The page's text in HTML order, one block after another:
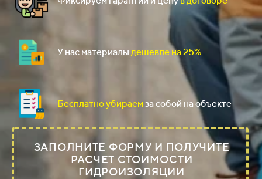
У нас материалы дешевле на25%
Бесплатно убираемза собой на объекте
ЗАПОЛНИТЕ ФОРМУ И ПОЛУЧИТЕ
РАСЧЕТ СТОИМОСТИ
ГИДРОИЗОЛЯЦИИ